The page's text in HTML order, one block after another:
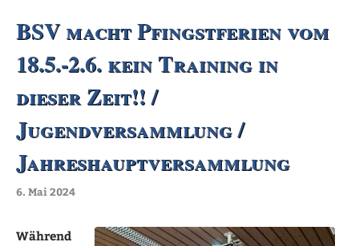
BSV macht Pfingstferien vom
18.5.-2.6. kein Training in
dieser Zeit!! /
Jugendversammlung /
Jahreshauptversammlung
6. Mai 2024
Während